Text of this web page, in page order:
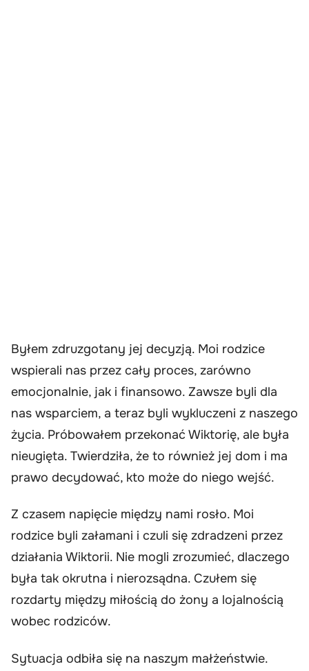
Byłem zdruzgotany jej decyzją. Moi rodzice
wspierali nas przez cały proces, zarówno
emocjonalnie, jak i finansowo. Zawsze byli dla
nas wsparciem, a teraz byli wykluczeni z naszego
życia. Próbowałem przekonać Wiktorię, ale była
nieugięta. Twierdziła, że to również jej dom i ma
prawo decydować, kto może do niego wejść.
Z czasem napięcie między nami rosło. Moi
rodzice byli załamani i czuli się zdradzeni przez
działania Wiktorii. Nie mogli zrozumieć, dlaczego
była tak okrutna i nierozsądna. Czułem się
rozdarty między miłością do żony a lojalnością
wobec rodziców.
Sytuacja odbiła się na naszym małżeństwie.